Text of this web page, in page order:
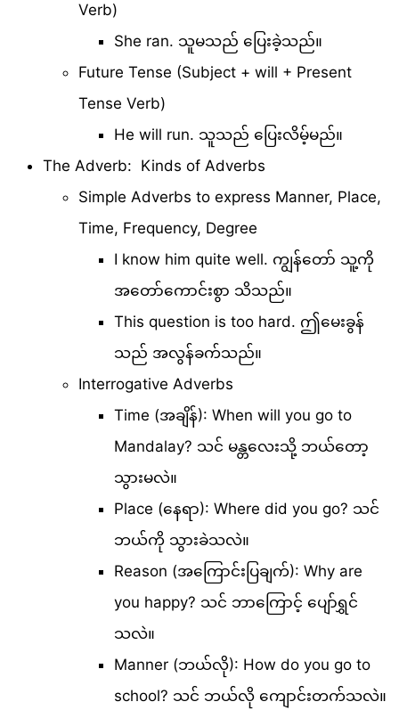
Verb)
She ran. သူမသည် ပြေးခဲ့သည်။
Future Tense (Subject + will + Present
Tense Verb)
He will run. သူသည် ပြေးလိမ့်မည်။
The Adverb: Kinds of Adverbs
Simple Adverbs to express Manner, Place,
Time, Frequency, Degree
I know him quite well. ကျွန်တော် သူ့ကို
အတော်ကောင်းစွာ သိသည်။
This question is too hard. ဤမေးခွန်
သည် အလွန်ခက်သည်။
Interrogative Adverbs
Time (အချိန်): When will you go to
Mandalay? သင် မန္တလေးသို့ ဘယ်တော့
သွားမလဲ။
Place (နေရာ): Where did you go? သင်
ဘယ်ကို သွားခဲသလဲ။
Reason (အကြောင်းပြချက်): Why are
you happy? သင် ဘာကြောင့် ပျော်ရွှင်
သလဲ။
Manner (ဘယ်လို): How do you go to
school? သင် ဘယ်လို ကျောင်းတက်သလဲ။